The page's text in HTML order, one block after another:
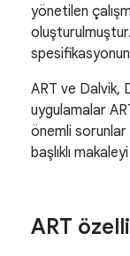
yönetilen
ART ve Dalvik,
uygulamalar
önemli sorunlar
başlıklı
ART